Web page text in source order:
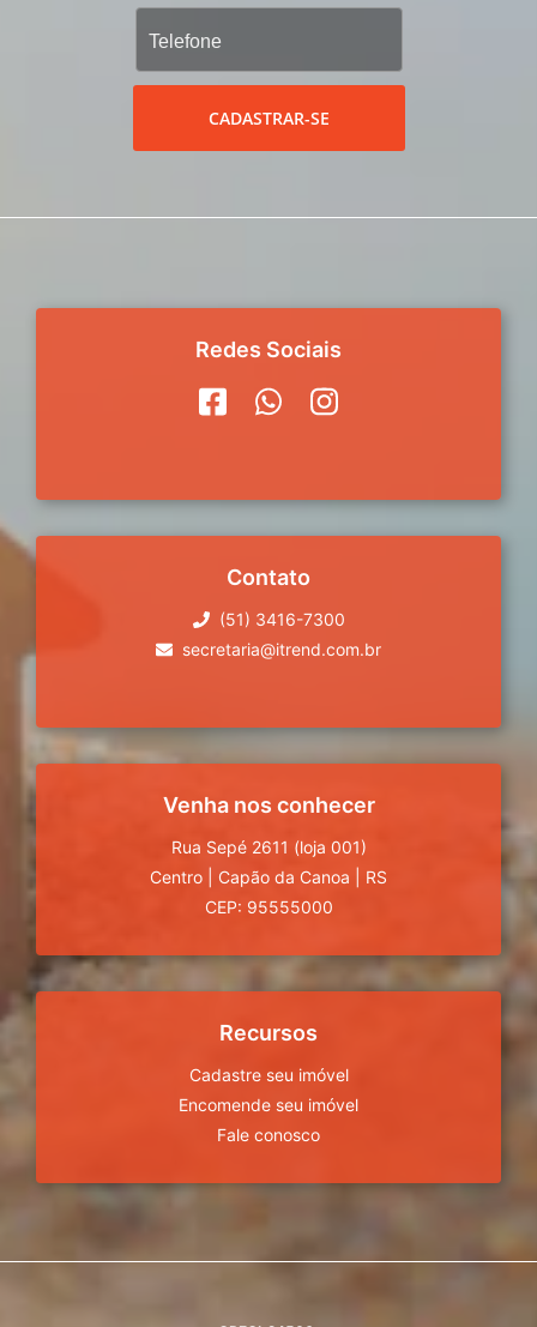
CADASTRAR-SE
Redes Sociais
Contato
(51) 3416-7300
secretaria@itrend.com.br
Venha nos conhecer
Rua Sepé 2611 (loja 001)
Centro
Capão da Canoa
RS
CEP: 95555000
Recursos
Cadastre seu imóvel
Encomende seu imóvel
Fale conosco